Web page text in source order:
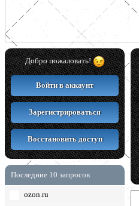
Добро пожаловать!
Войти в аккаунт
Зарегистрироваться
Восстановить доступ
Последние 10 запросов
ozon.ru